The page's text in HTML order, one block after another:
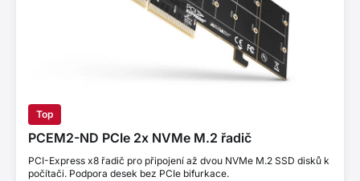
Top
PCEM2-ND PCIe 2x NVMe M.2 řadič
PCI-Express x8 řadič pro připojení až dvou NVMe M.2 SSD disků k
počítači. Podpora desek bez PCIe bifurkace.